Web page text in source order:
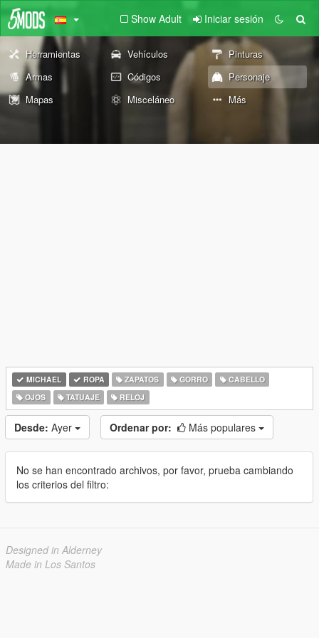
Show Adult Iniciar sesión
Herramientas Vehículos
Pinturas
Armas
Códigos
Personaje
Mapas
Misceláneo Más
MICHAEL ROPA ZAPATOS GORRO
CABELLO
OJOS
TATUAJE RELOJ
Desde: Ayer Ordenar por: Más populares
No se han encontrado archivos, por favor, prueba cambiando
los criterios del filtro:
Designed in Alderney
Made in Los Santos